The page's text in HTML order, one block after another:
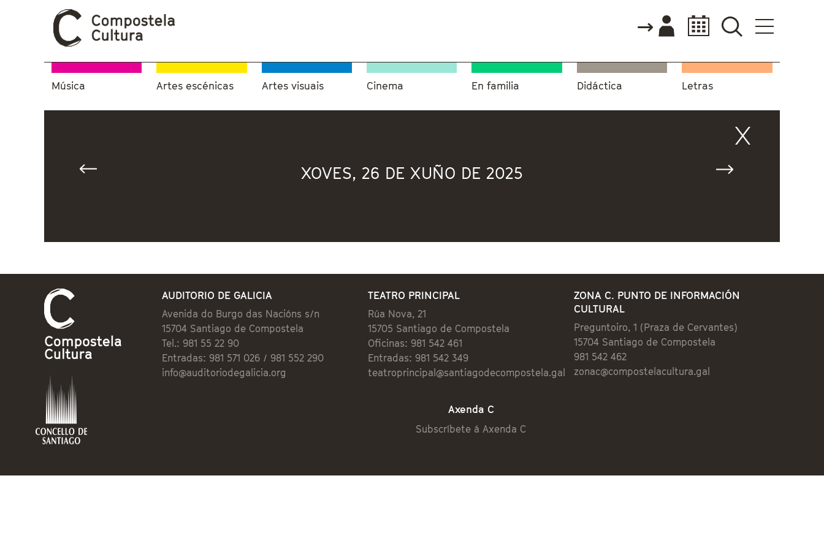
Música Artes escénicas Artes visuais Cinema En familia Didáctica Letras
XOVES, 26 DE XUÑO DE 2025
AUDITORIO DE GALICIA
Avenida do Burgo das Nacións s/n
15704 Santiago de Compostela
Tel.: 981 55 22 90
Entradas: 981 571 026 / 981 552 290
info@auditoriodegalicia.org
TEATRO PRINCIPAL
Rúa Nova, 21
15705 Santiago de Compostela
Oficinas: 981 542 461
Entradas: 981 542 349
teatroprincipal@santiagodecompostela.gal
ZONA C. PUNTO DE INFORMACIÓN
CULTURAL
Preguntoiro, 1 (Praza de Cervantes)
15704 Santiago de Compostela
981 542 462
zonac@compostelacultura.gal
Axenda C
Subscríbete á Axenda C